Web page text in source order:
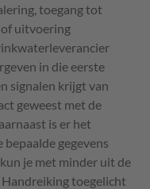
toegang tot
uitvoering
in die eerste
signalen krijgt van
geweest met de
is er het
gegevens
je met minder uit de
toegelicht